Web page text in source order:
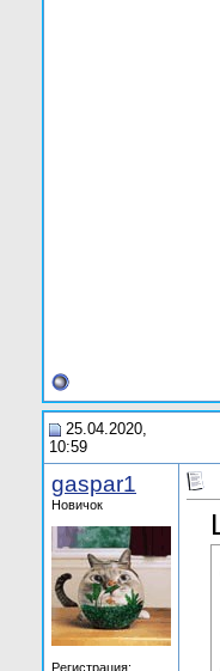
25.04.2020,
10:59
gaspar1
Новичок
Регистрация: